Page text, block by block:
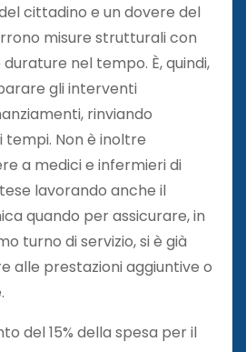
cittadino e un dovere del
misure strutturali con
nel tempo. È, quindi,
gli interventi
rinviando
tempi. Non è inoltre
a medici e infermieri di
lavorando anche il
quando per assicurare, in
turno di servizio, si è già
alle prestazioni aggiuntive o
del 15% della spesa per il